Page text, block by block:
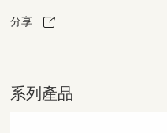
分享
系列產品